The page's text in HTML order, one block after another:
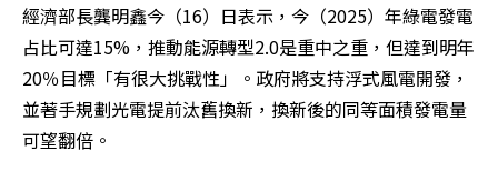
經濟部長龔明鑫今（16）日表示，今（2025）年綠電發電
占比可達15%，推動能源轉型2.0是重中之重，但達到明年
20％目標「有很大挑戰性」。政府將支持浮式風電開發，
並著手規劃光電提前汰舊換新，換新後的同等面積發電量
可望翻倍。